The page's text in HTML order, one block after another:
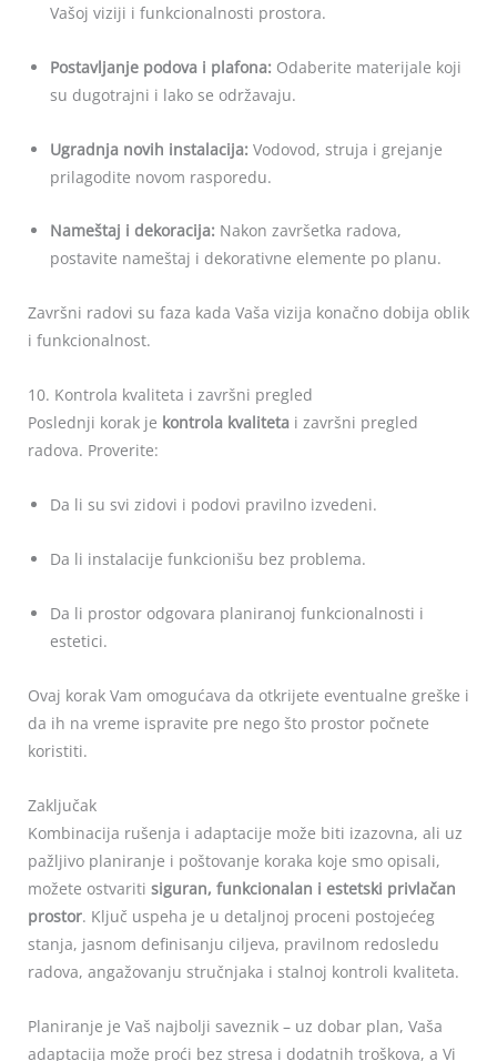
Vašoj viziji i funkcionalnosti prostora.
Postavljanje podova i plafona: Odaberite materijale koji
su dugotrajni i lako se održavaju.
Ugradnja novih instalacija: Vodovod, struja i grejanje
prilagodite novom rasporedu.
Nameštaj i dekoracija: Nakon završetka radova,
postavite nameštaj i dekorativne elemente po planu.
Završni radovi su faza kada Vaša vizija konačno dobija oblik
i funkcionalnost.
10. Kontrola kvaliteta i završni pregled
Poslednji korak je kontrola kvaliteta i završni pregled
radova. Proverite:
Da li su svi zidovi i podovi pravilno izvedeni.
Da li instalacije funkcionišu bez problema.
Da li prostor odgovara planiranoj funkcionalnosti i
estetici.
Ovaj korak Vam omogućava da otkrijete eventualne greške i
da ih na vreme ispravite pre nego što prostor počnete
koristiti.
Zaključak
Kombinacija rušenja i adaptacije može biti izazovna, ali uz
pažljivo planiranje i poštovanje koraka koje smo opisali,
možete ostvariti siguran, funkcionalan i estetski privlačan
prostor. Ključ uspeha je u detaljnoj proceni postojećeg
stanja, jasnom definisanju ciljeva, pravilnom redosledu
radova, angažovanju stručnjaka i stalnoj kontroli kvaliteta.
Planiranje je Vaš najbolji saveznik – uz dobar plan, Vaša
adaptacija može proći bez stresa i dodatnih troškova, a Vi